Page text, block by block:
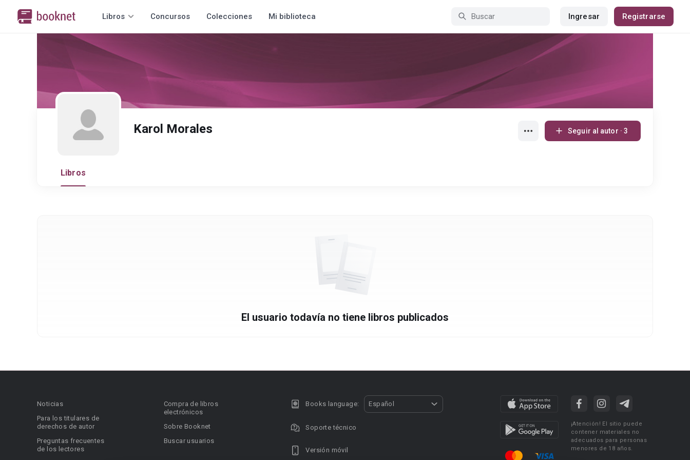
Libros Concursos Colecciones Mi biblioteca Ingresar Registrarse
Karol Morales Seguir al autor · 3
Libros
El usuario todavía no tiene libros publicados
Noticias
Para los titulares de
derechos de autor
Preguntas frecuentes
de los lectores
Compra de libros
electrónicos
Sobre Booknet
Buscar usuarios
Books language: Español
Soporte técnico
Versión móvil
¡Atención! El sitio puede
contener materiales no
adecuados para personas
menores de 18 años.